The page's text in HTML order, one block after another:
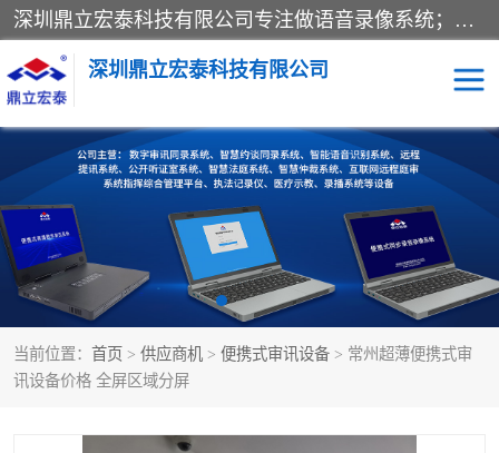
深圳鼎立宏泰科技有限公司专注做语音录像系统；主要服务有：约谈室同步录音录像系统、设计数字询问同步录音录像、数字约谈室同步录音录像、公开听证室、智慧庭审、智能语音识别转写、远程提讯（提审）、记录仪、远程指挥综合管理平台、录播系统等
深圳鼎立宏泰科技有限公司
当前位置： 首页 > 供应商机 > 便携式审讯设备 > 常州超薄便携式审
讯设备价格 全屏区域分屏
同步录音录像设备 便携式审讯设备
数字法庭 听证室
远程提讯 语音识别